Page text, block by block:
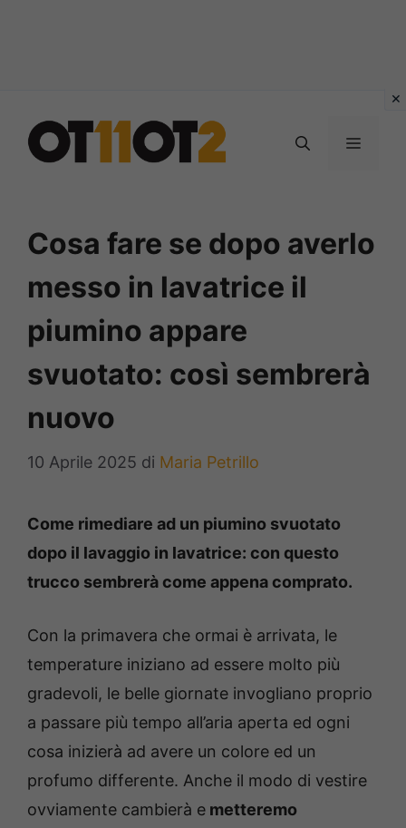
contenuto
MENU
Cosa fare se dopo averlo
messo in lavatrice il
piumino appare
svuotato: così sembrerà
nuovo
10 Aprile 2025 di Maria Petrillo
Come rimediare ad un piumino svuotato
dopo il lavaggio in lavatrice: con questo
trucco sembrerà come appena comprato.
Con la primavera che ormai è arrivata, le
temperature iniziano ad essere molto più
gradevoli, le belle giornate invogliano proprio
a passare più tempo all’aria aperta ed ogni
cosa inizierà ad avere un colore ed un
profumo differente. Anche il modo di vestire
ovviamente cambierà e metteremo